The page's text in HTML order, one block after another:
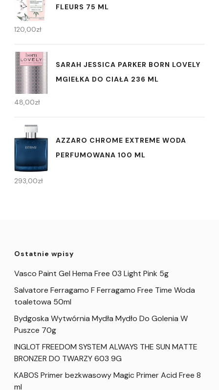
FLEURS 75 ML
120,00zł
SARAH JESSICA PARKER BORN LOVELY
MGIEŁKA DO CIAŁA 236 ML
48,00zł
AZZARO CHROME EXTREME WODA
PERFUMOWANA 100 ML
293,00zł
Ostatnie wpisy
Vasco Paint Gel Hema Free 03 Light Pink 5g
Salvatore Ferragamo F Ferragamo Free Time Woda
toaletowa 50ml
Bydgoska Wytwórnia Mydła Mydło Do Golenia W
Puszce 70g
INGLOT FREEDOM SYSTEM ALWAYS THE SUN MATTE
BRONZER DO TWARZY 603 9G
KABOS Primer bezkwasowy Magic Primer Acid Free 8
ml